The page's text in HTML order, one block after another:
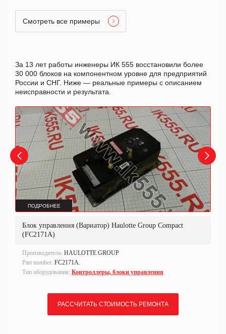
Смотреть все примеры
За 13 лет работы инженеры ИК 555 восстановили более
30 000 блоков на компонентном уровне для предприятий
России и СНГ. Ниже — реальные примеры с описанием
неисправности и результата.
ПОДРОБНЕЕ
Блок управления (Вариатор) Haulotte Group Compact
(FC2171A)
Производитель: HAULOTTE GROUP
Part number: FC2171A.
Тип оборудования: Контроллеры, блоки управления
РАССЧИТАТЬ СТОИМОСТЬ РЕМОНТА